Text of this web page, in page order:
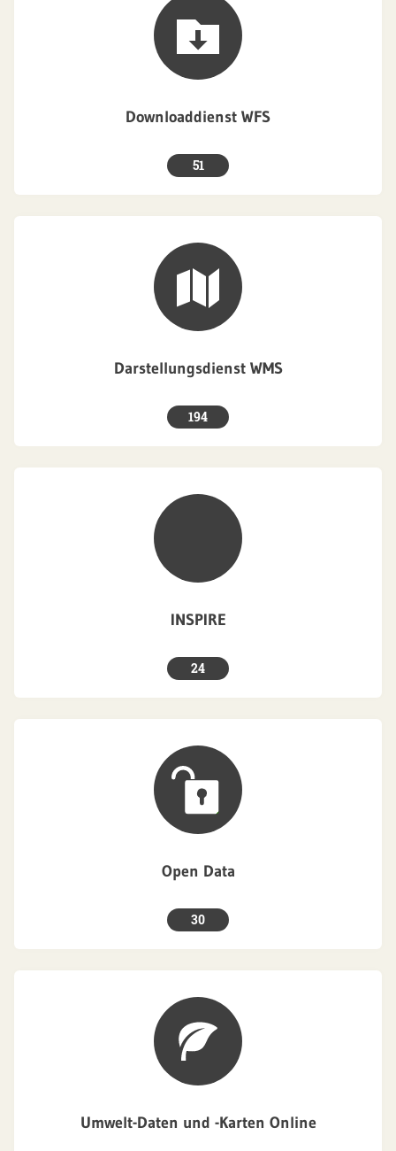
Downloaddienst WFS
51
Darstellungsdienst WMS
194
INSPIRE
24
Open Data
30
Umwelt-Daten und -Karten Online